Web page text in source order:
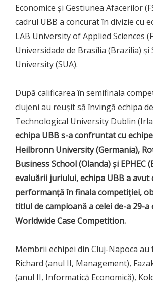
Economice și Gestiunea Afacerilor
cadrul UBB a concurat în divizie cu
LAB University of Applied Sciences
Universidade de Brasília (Brazilia) și
University (SUA).
După calificarea în semifinala
clujeni au reușit să învingă echipa
Technological University Dublin
echipa UBB s-a confruntat cu
Heilbronn University (Germania),
Business School (Olanda) și EPHEC
evaluării juriului, echipa UBB a avut
performanță în finala competiției,
titlul de campioană a celei de-a 29-a
Worldwide Case Competition.
Membrii echipei din Cluj-Napoca
Richard (anul II, Management),
(anul II, Informatică Economică),